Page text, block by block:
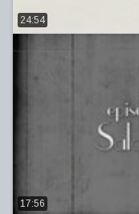
24:54
17:56